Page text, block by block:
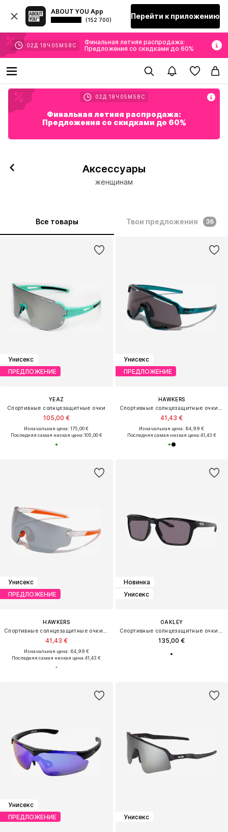
ABOUT YOU App
(152 700) Перейти к приложению
02 Д 18 Ч 05 М 57 С
Финальная летняя распродажа:
Предложения со скидками до 60%
02 Д 18 Ч 05 М 57 С
Финальная летняя распродажа:
Предложения со скидками до 60%
Аксессуары
женщинам
Все товары Твои предложения 36
Унисекс
ПРЕДЛОЖЕНИЕ
YEAZ
Спортивные солнцезащитные очки
105,00 €
Изначальная цена: 175,00 €
Последняя самая низкая цена:105,00 €
Унисекс
ПРЕДЛОЖЕНИЕ
HAWKERS
41,43 €
Изначальная цена: 64,99 €
Последняя самая низкая цена:41,43 €
Унисекс
ПРЕДЛОЖЕНИЕ
HAWKERS
41,43 €
Изначальная цена: 64,99 €
Последняя самая низкая цена:41,43 €
Новинка
Унисекс
OAKLEY
135,00 €
Унисекс
ПРЕДЛОЖЕНИЕ
Унисекс